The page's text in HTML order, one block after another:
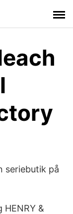
seriebutik på
&